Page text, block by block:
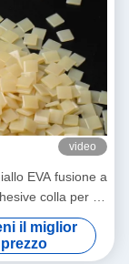
video
EVA fusione a
colla per il
ondulato
il miglior
prezzo